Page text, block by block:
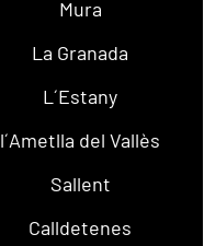
Mura
La Granada
L´Estany
l´Ametlla del Vallès
Sallent
Calldetenes